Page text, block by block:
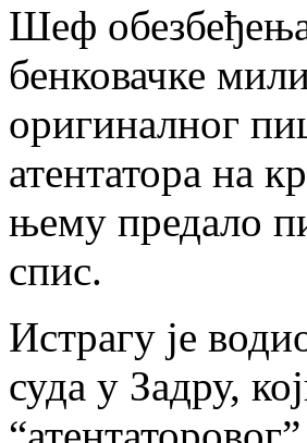
Шеф
бенковачке
оригиналног
атентатора на
њему предало
спис.
Истрагу је
суда у Задру,